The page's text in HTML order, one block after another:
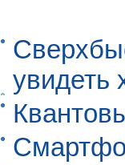
увидеть